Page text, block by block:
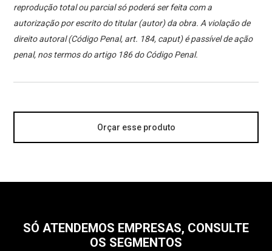
reprodução total ou parcial só poderá ser feita com a
autorização por escrito do titular (autor) da obra. A violação de
direito autoral (Código Penal, art. 184, caput) é passível de ação
penal, nos termos do artigo 186 do Código Penal.
Orçar esse produto
SÓ ATENDEMOS EMPRESAS, CONSULTE
OS SEGMENTOS